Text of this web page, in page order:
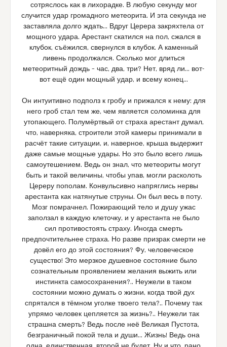
сотряслось как в лихорадке. В любую секунду мог
случится удар громадного метеорита. И эта секунда не
заставляла долго ждать… Вдруг Церера закряхтела от
мощного удара. Арестант скатился на пол, сжался в
клубок, съёжился, свернулся в клубок. А каменный
ливень продолжался. Сколько мог длиться
метеоритный дождь – час, два, три? Нет, вряд ли… вот-
вот ещё один мощный удар, и всему конец…
Он интуитивно подполз к гробу и прижался к нему: для
него гроб стал тем же, чем является соломинка для
утопающего. Полумёртвый от страха арестант думал,
что, наверняка, строители этой камеры принимали в
расчёт такие ситуации, и, наверное, крыша выдержит
даже самые мощные удары. Но это было всего лишь
самоутешением. Ведь он знал, что метеориты могут
быть и такой величины, чтобы упав, могли расколоть
Цереру пополам. Конвульсивно напряглись нервы
арестанта как натянутые струны. Он был весь в поту.
Мозг помрачнел. Пожирающий тело и душу ужас
заползал в каждую клеточку, и у арестанта не было
сил противостоять страху. Иногда смерть
предпочтительнее страха. Но разве призрак смерти не
довёл его до этой состояния? Фу, человеческое
существо! Это мерзкое душевное состояние было
сознательным проявлением желания выжить или
инстинкта самосохранения?.. Неужели в таком
состоянии можно думать о жизни, когда твой дух
спрятался в тёмном уголке твоего тела?.. Почему так
упрямо человек цепляется за жизнь?.. Неужели так
страшна смерть? Ведь после неё Великая Пустота,
безграничный покой тела и души… Жизнь! Ведь она